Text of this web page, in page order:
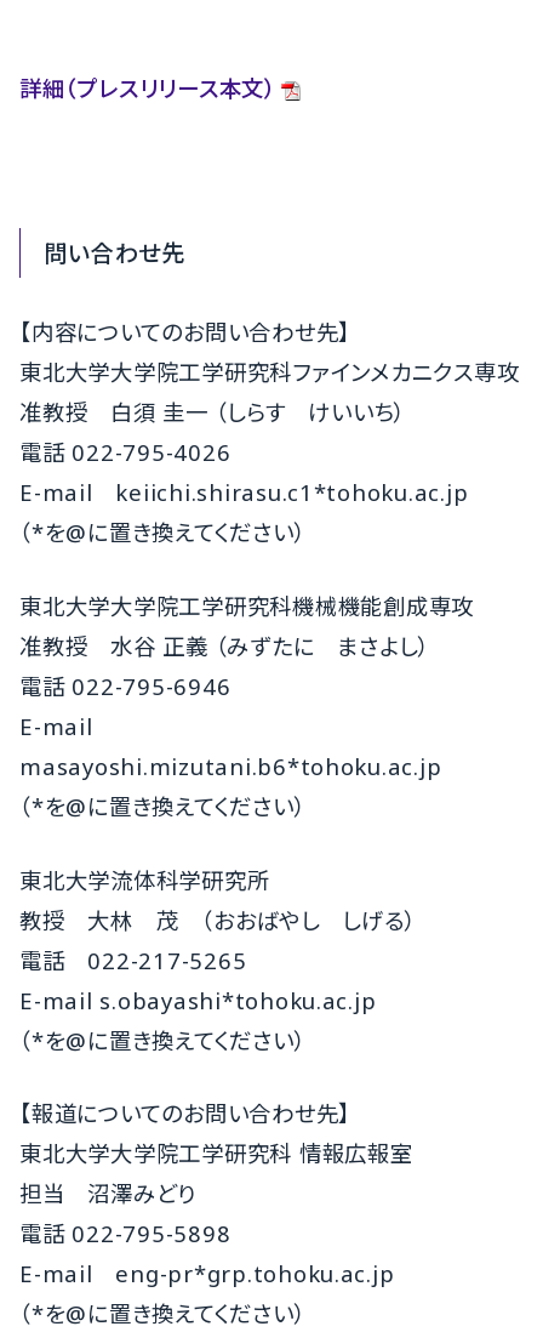
詳細（プレスリリース本文）
問い合わせ先
【内容についてのお問い合わせ先】
東北大学大学院工学研究科ファインメカニクス専攻
准教授 白須 圭一 （しらす けいいち）
電話022-795-4026
E-mail keiichi.shirasu.c1*tohoku.ac.jp
（*を@に置き換えてください）
東北大学大学院工学研究科機械機能創成専攻
准教授 水谷 正義 （みずたに まさよし）
電話022-795-6946
E-mail
masayoshi.mizutani.b6*tohoku.ac.jp
（*を@に置き換えてください）
東北大学流体科学研究所
教授 大林 茂 （おおばやし しげる）
電話 022-217-5265
E-mail s.obayashi*tohoku.ac.jp
（*を@に置き換えてください）
【報道についてのお問い合わせ先】
東北大学大学院工学研究科 情報広報室
担当 沼澤みどり
電話 022-795-5898
E-mail
eng-pr*grp.tohoku.ac.jp
（*を@に置き換えてください）